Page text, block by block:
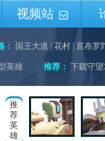
视频站 +
： 国王大道 |花村 直布罗
英雄 推荐： 下载守
推
荐
英
雄